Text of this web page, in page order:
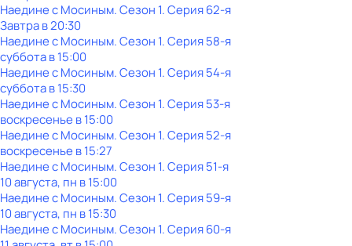
Наедине с Мосиным. Сезон 1. Серия 62-я
Завтра в 20:30
Наедине с Мосиным. Сезон 1. Серия 58-я
субботав15:00
Наедине с Мосиным. Сезон 1. Серия 54-я
субботав15:30
Наедине с Мосиным. Сезон 1. Серия 53-я
воскресенье в15:00
Наедине с Мосиным. Сезон 1. Серия 52-я
воскресенье в15:27
Наедине с Мосиным. Сезон 1. Серия 51-я
10 августа, пн в 15:00
Наедине с Мосиным. Сезон 1. Серия 59-я
10 августа, пн в 15:30
Наедине с Мосиным. Сезон 1. Серия 60-я